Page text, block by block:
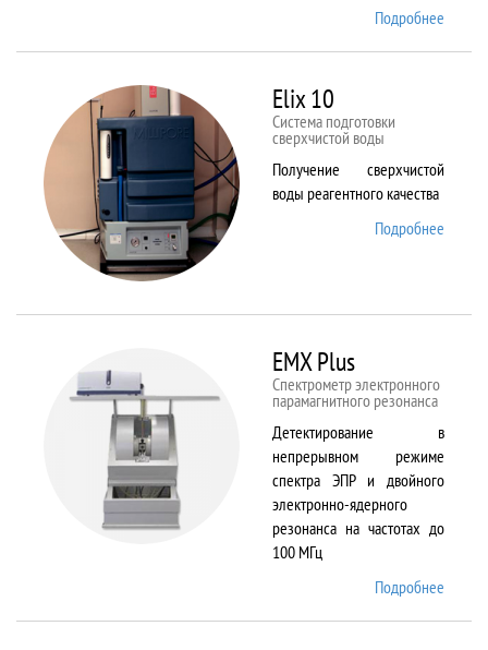
Подробнее
Elix 10
Cистема подготовки
сверхчистой воды
Получение сверхчистой
воды реагентного качества
Подробнее
EMX Plus
Спектрометр электронного
парамагнитного резонанса
Детектирование в
непрерывном режиме
спектра ЭПР и двойного
электронно-ядерного
резонанса на частотах до
100 МГц
Подробнее